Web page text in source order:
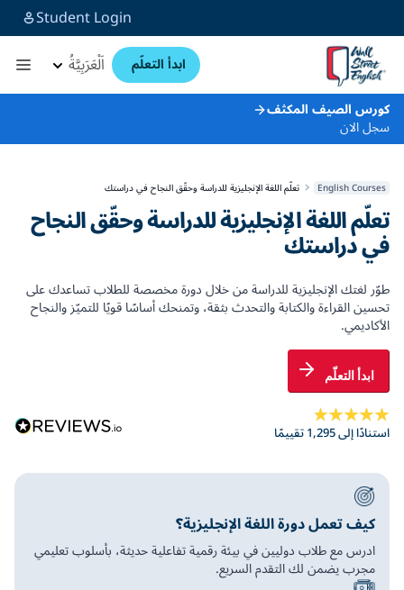
Student Login
ابدأ التعلّم اَلْعَرَبِيَّةُ
كورس الصيف المكثف
سجل الان
English Courses تعلّم اللغة الإنجليزية للدراسة وحقّق النجاح في دراستك
تعلّم اللغة الإنجليزية للدراسة وحقّق النجاح
في دراستك
طوّر لغتك الإنجليزية للدراسة من خلال دورة مخصصة للطلاب تساعدك على
تحسين القراءة والكتابة والتحدث بثقة، وتمنحك أساسًا قويًا للتميّز والنجاح
الأكاديمي.
ابدأ التعلّم
استنادًا إلى 1,295 تقييمًا
كيف تعمل دورة اللغة الإنجليزية؟
ادرس مع طلاب دوليين في بيئة رقمية تفاعلية حديثة، بأسلوب تعليمي
مجرب يضمن لك التقدم السريع.